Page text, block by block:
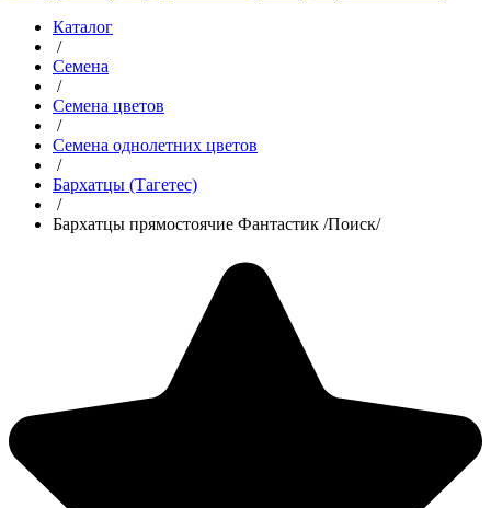
Каталог
/
Семена
/
Семена цветов
/
Семена однолетних цветов
/
Бархатцы (Тагетес)
/
Бархатцы прямостоячие Фантастик /Поиск/